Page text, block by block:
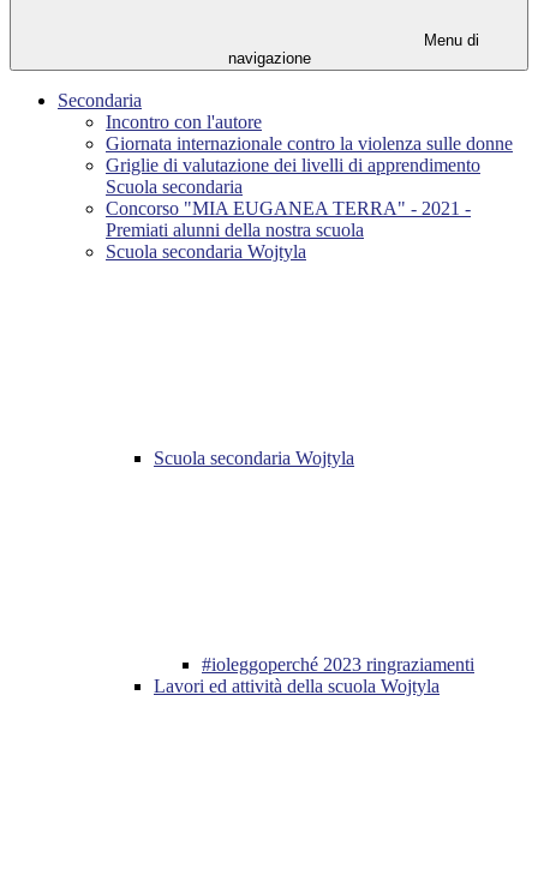
Menu di
navigazione
Secondaria
Incontro con l'autore
Giornata internazionale contro la violenza sulle donne
Griglie di valutazione dei livelli di apprendimento
Scuola secondaria
Concorso "MIA EUGANEA TERRA" - 2021 -
Premiati alunni della nostra scuola
Scuola secondaria Wojtyla
Scuola secondaria Wojtyla
#ioleggoperché 2023 ringraziamenti
Lavori ed attività della scuola Wojtyla